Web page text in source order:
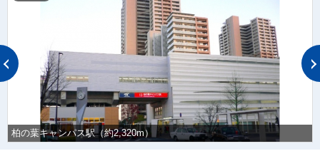
柏の葉キャンパス駅（約2,320m）